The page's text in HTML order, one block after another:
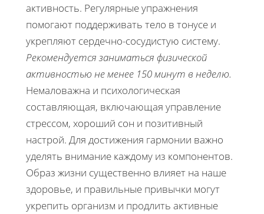
активность. Регулярные упражнения
помогают поддерживать тело в тонусе и
укрепляют сердечно-сосудистую систему.
Рекомендуется заниматься физической
активностью не менее 150 минут в неделю.
Немаловажна и психологическая
составляющая, включающая управление
стрессом, хороший сон и позитивный
настрой. Для достижения гармонии важно
уделять внимание каждому из компонентов.
Образ жизни существенно влияет на наше
здоровье, и правильные привычки могут
укрепить организм и продлить активные